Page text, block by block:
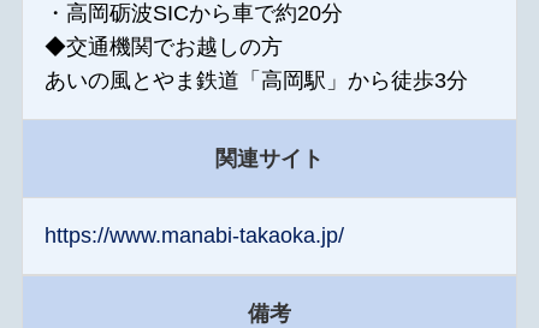
・高岡砺波SICから車で約20分
◆交通機関でお越しの方
あいの風とやま鉄道「高岡駅」から徒歩3分
関連サイト
https://www.manabi-takaoka.jp/
備考